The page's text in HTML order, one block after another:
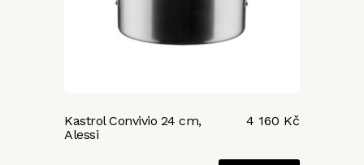
Kastrol Convivio 24 cm,
Alessi
4 160 Kč